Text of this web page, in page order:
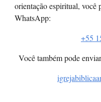
orientação espiritual, você
WhatsApp:
+55
Você também pode